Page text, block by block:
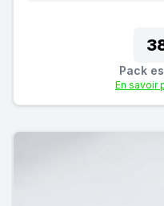
Pack
En savoir